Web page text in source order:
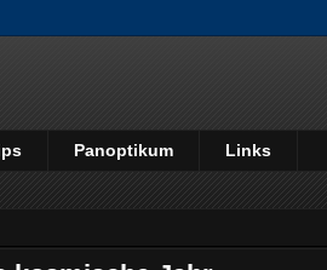
Panoptikum Links